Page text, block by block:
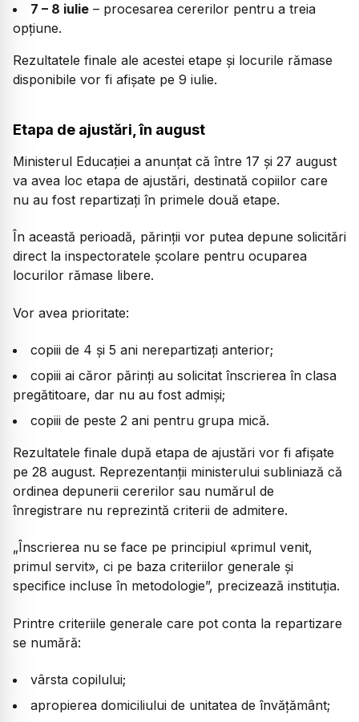
7 – 8 iulie – procesarea cererilor pentru a treia
opțiune.
Rezultatele finale ale acestei etape și locurile rămase
disponibile vor fi afișate pe 9 iulie.
Etapa de ajustări, în august
Ministerul Educației a anunțat că între 17 și 27 august
va avea loc etapa de ajustări, destinată copiilor care
nu au fost repartizați în primele două etape.
În această perioadă, părinții vor putea depune solicitări
direct la inspectoratele școlare pentru ocuparea
locurilor rămase libere.
Vor avea prioritate:
copiii de 4 și 5 ani nerepartizați anterior;
copiii ai căror părinți au solicitat înscrierea în clasa
pregătitoare, dar nu au fost admiși;
copiii de peste 2 ani pentru grupa mică.
Rezultatele finale după etapa de ajustări vor fi afișate
pe 28 august. Reprezentanții ministerului subliniază că
ordinea depunerii cererilor sau numărul de
înregistrare nu reprezintă criterii de admitere.
„Înscrierea nu se face pe principiul «primul venit,
primul servit», ci pe baza criteriilor generale și
specifice incluse în metodologie”, precizează instituția.
Printre criteriile generale care pot conta la repartizare
se numără:
vârsta copilului;
apropierea domiciliului de unitatea de învățământ;